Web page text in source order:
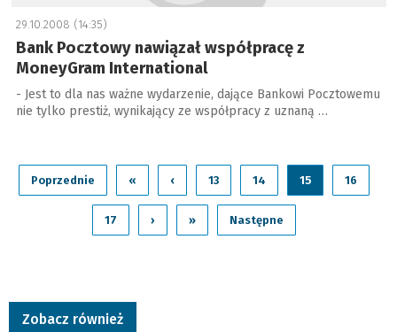
29.10.2008 (14:35)
Bank Pocztowy nawiązał współpracę z
MoneyGram International
- Jest to dla nas ważne wydarzenie, dające Bankowi Pocztowemu
nie tylko prestiż, wynikający ze współpracy z uznaną …
Poprzednie « ‹ 13 14 15 16
17 › » Następne
Zobacz również